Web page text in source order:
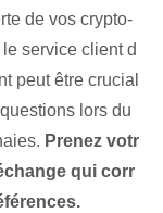
de vos crypto-
service client d
peut être crucial
lors du
Prenez votr
qui corr